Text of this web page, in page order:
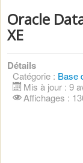
Oracle
XE
Détails
Catégorie : Base
Mis à jour : 9
Affichages :